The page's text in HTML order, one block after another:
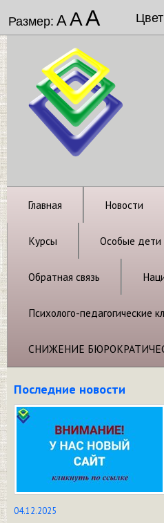
Размер: ААА
Главная Новости
Курсы Особые дети
Обратная связь
Психолого-педагогические
СНИЖЕНИЕ
Последние новости
04.12.2025